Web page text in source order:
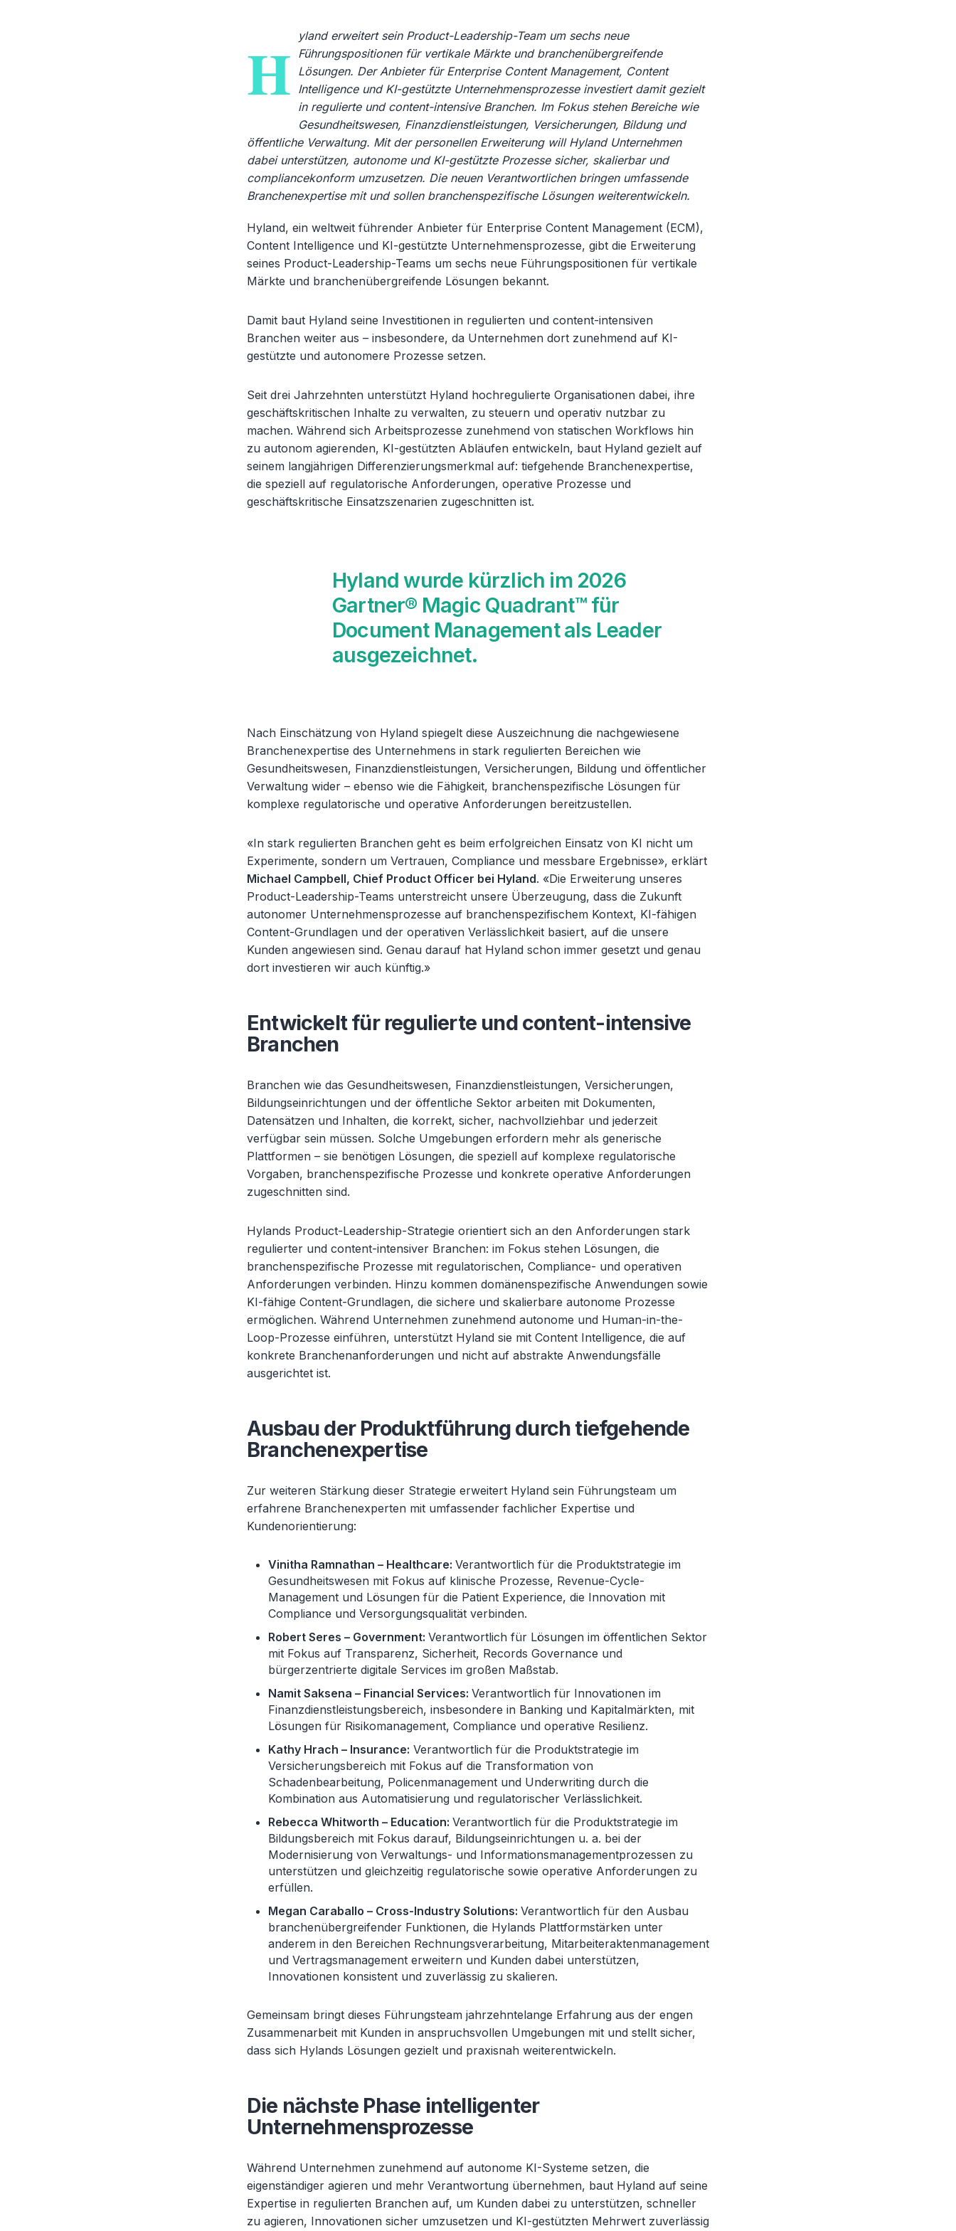
H
yland erweitert sein Product-Leadership-Team um sechs neue
Führungspositionen für vertikale Märkte und branchenübergreifende
Lösungen. Der Anbieter für Enterprise Content Management, Content
Intelligence und KI-gestützte Unternehmensprozesse investiert damit gezielt
in regulierte und content-intensive Branchen. Im Fokus stehen Bereiche wie
Gesundheitswesen, Finanzdienstleistungen, Versicherungen, Bildung und
öffentliche Verwaltung. Mit der personellen Erweiterung will Hyland Unternehmen
dabei unterstützen, autonome und KI-gestützte Prozesse sicher, skalierbar und
compliancekonform umzusetzen. Die neuen Verantwortlichen bringen umfassende
Branchenexpertise mit und sollen branchenspezifische Lösungen weiterentwickeln.
Hyland, ein weltweit führender Anbieter für Enterprise Content Management (ECM),
Content Intelligence und KI-gestützte Unternehmensprozesse, gibt die Erweiterung
seines Product-Leadership-Teams um sechs neue Führungspositionen für vertikale
Märkte und branchenübergreifende Lösungen bekannt.
Damit baut Hyland seine Investitionen in regulierten und content-intensiven
Branchen weiter aus – insbesondere, da Unternehmen dort zunehmend auf KI-
gestützte und autonomere Prozesse setzen.
Seit drei Jahrzehnten unterstützt Hyland hochregulierte Organisationen dabei, ihre
geschäftskritischen Inhalte zu verwalten, zu steuern und operativ nutzbar zu
machen. Während sich Arbeitsprozesse zunehmend von statischen Workflows hin
zu autonom agierenden, KI-gestützten Abläufen entwickeln, baut Hyland gezielt auf
seinem langjährigen Differenzierungsmerkmal auf: tiefgehende Branchenexpertise,
die speziell auf regulatorische Anforderungen, operative Prozesse und
geschäftskritische Einsatzszenarien zugeschnitten ist.
Hyland wurde kürzlich im 2026
Gartner® Magic Quadrant™ für
Document Management als Leader
ausgezeichnet.
Nach Einschätzung von Hyland spiegelt diese Auszeichnung die nachgewiesene
Branchenexpertise des Unternehmens in stark regulierten Bereichen wie
Gesundheitswesen, Finanzdienstleistungen, Versicherungen, Bildung und öffentlicher
Verwaltung wider – ebenso wie die Fähigkeit, branchenspezifische Lösungen für
komplexe regulatorische und operative Anforderungen bereitzustellen.
«In stark regulierten Branchen geht es beim erfolgreichen Einsatz von KI nicht um
Experimente, sondern um Vertrauen, Compliance und messbare Ergebnisse», erklärt
Michael Campbell, Chief Product Officer bei Hyland. «Die Erweiterung unseres
Product-Leadership-Teams unterstreicht unsere Überzeugung, dass die Zukunft
autonomer Unternehmensprozesse auf branchenspezifischem Kontext, KI-fähigen
Content-Grundlagen und der operativen Verlässlichkeit basiert, auf die unsere
Kunden angewiesen sind. Genau darauf hat Hyland schon immer gesetzt und genau
dort investieren wir auch künftig.»
Entwickelt für regulierte und content-intensive
Branchen
Branchen wie das Gesundheitswesen, Finanzdienstleistungen, Versicherungen,
Bildungseinrichtungen und der öffentliche Sektor arbeiten mit Dokumenten,
Datensätzen und Inhalten, die korrekt, sicher, nachvollziehbar und jederzeit
verfügbar sein müssen. Solche Umgebungen erfordern mehr als generische
Plattformen – sie benötigen Lösungen, die speziell auf komplexe regulatorische
Vorgaben, branchenspezifische Prozesse und konkrete operative Anforderungen
zugeschnitten sind.
Hylands Product-Leadership-Strategie orientiert sich an den Anforderungen stark
regulierter und content-intensiver Branchen: im Fokus stehen Lösungen, die
branchenspezifische Prozesse mit regulatorischen, Compliance- und operativen
Anforderungen verbinden. Hinzu kommen domänenspezifische Anwendungen sowie
KI-fähige Content-Grundlagen, die sichere und skalierbare autonome Prozesse
ermöglichen. Während Unternehmen zunehmend autonome und Human-in-the-
Loop-Prozesse einführen, unterstützt Hyland sie mit Content Intelligence, die auf
konkrete Branchenanforderungen und nicht auf abstrakte Anwendungsfälle
ausgerichtet ist.
Ausbau der Produktführung durch tiefgehende
Branchenexpertise
Zur weiteren Stärkung dieser Strategie erweitert Hyland sein Führungsteam um
erfahrene Branchenexperten mit umfassender fachlicher Expertise und
Kundenorientierung:
Vinitha Ramnathan – Healthcare: Verantwortlich für die Produktstrategie im
Gesundheitswesen mit Fokus auf klinische Prozesse, Revenue-Cycle-
Management und Lösungen für die Patient Experience, die Innovation mit
Compliance und Versorgungsqualität verbinden.
Robert Seres – Government: Verantwortlich für Lösungen im öffentlichen Sektor
mit Fokus auf Transparenz, Sicherheit, Records Governance und
bürgerzentrierte digitale Services im großen Maßstab.
Namit Saksena – Financial Services: Verantwortlich für Innovationen im
Finanzdienstleistungsbereich, insbesondere in Banking und Kapitalmärkten, mit
Lösungen für Risikomanagement, Compliance und operative Resilienz.
Kathy Hrach – Insurance: Verantwortlich für die Produktstrategie im
Versicherungsbereich mit Fokus auf die Transformation von
Schadenbearbeitung, Policenmanagement und Underwriting durch die
Kombination aus Automatisierung und regulatorischer Verlässlichkeit.
Rebecca Whitworth – Education: Verantwortlich für die Produktstrategie im
Bildungsbereich mit Fokus darauf, Bildungseinrichtungen u. a. bei der
Modernisierung von Verwaltungs- und Informationsmanagementprozessen zu
unterstützen und gleichzeitig regulatorische sowie operative Anforderungen zu
erfüllen.
Megan Caraballo – Cross-Industry Solutions: Verantwortlich für den Ausbau
branchenübergreifender Funktionen, die Hylands Plattformstärken unter
anderem in den Bereichen Rechnungsverarbeitung, Mitarbeiteraktenmanagement
und Vertragsmanagement erweitern und Kunden dabei unterstützen,
Innovationen konsistent und zuverlässig zu skalieren.
Gemeinsam bringt dieses Führungsteam jahrzehntelange Erfahrung aus der engen
Zusammenarbeit mit Kunden in anspruchsvollen Umgebungen mit und stellt sicher,
dass sich Hylands Lösungen gezielt und praxisnah weiterentwickeln.
Die nächste Phase intelligenter
Unternehmensprozesse
Während Unternehmen zunehmend auf autonome KI-Systeme setzen, die
eigenständiger agieren und mehr Verantwortung übernehmen, baut Hyland auf seine
Expertise in regulierten Branchen auf, um Kunden dabei zu unterstützen, schneller
zu agieren, Innovationen sicher umzusetzen und KI-gestützten Mehrwert zuverlässig